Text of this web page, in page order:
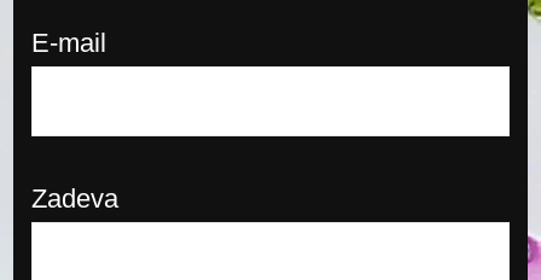
E-mail
Zadeva